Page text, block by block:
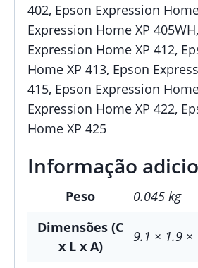
402, Epson Expression
Expression Home XP
Expression Home XP 412,
Home XP 413, Epson
415, Epson Expression
Expression Home XP 422,
Home XP 425
Informação
Peso
0.045 kg
Dimensões (C
x L x A)
9.1 × 1.9 ×